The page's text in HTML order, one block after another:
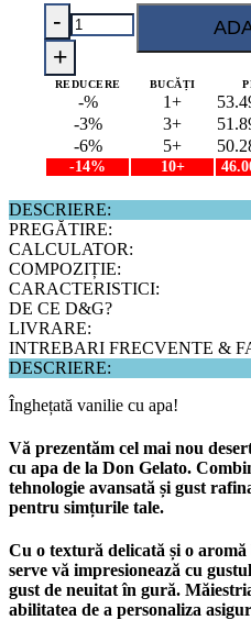
Cantitate
Praf
de
înghețată
vanilie
cu
REDUCERE BUCĂȚI
-% 1+
-3%
3+
-6%
5+
-14% 10+
DESCRIERE:
PREGĂTIRE:
CALCULATOR:
COMPOZIȚIE:
CARACTERISTICI:
DE CE D&G?
LIVRARE:
INTREBARI FRECVENTE &
DESCRIERE:
Înghețată vanilie cu apa!
Vă prezentăm cel mai nou
cu apa de la Don Gelato.
tehnologie avansată și gust
pentru simțurile tale.
Cu o textură delicată și o
serve vă impresionează cu
gust de neuitat în gură.
abilitatea de a personaliza